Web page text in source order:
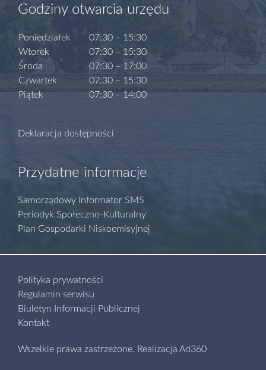
Godziny otwarcia urzędu
Poniedziałek
Wtorek
Środa
Czwartek
Piątek
07:30 – 15:30
07:30 – 15:30
07:30 – 17:00
07:30 – 15:30
07:30 – 14:00
Deklaracja dostępności
Przydatne informacje
Samorządowy Informator SMS
Periodyk Społeczno-Kulturalny
Plan Gospodarki Niskoemisyjnej
Polityka prywatności
Regulamin serwisu
Biuletyn Informacji Publicznej
Kontakt
Wszelkie prawa zastrzeżone. Realizacja Ad360